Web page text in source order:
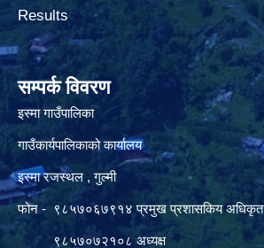
Results
सम्पर्क विवरण
इस्मा गाउँपालिका
गाउँकार्यपालिकाको कार्यालय
इस्मा रजस्थल , गुल्मी
फोन - ९८५७०६७९१४ प्रमुख प्रशासकिय अधिकृत
९८५७०७२१०८ अध्यक्ष